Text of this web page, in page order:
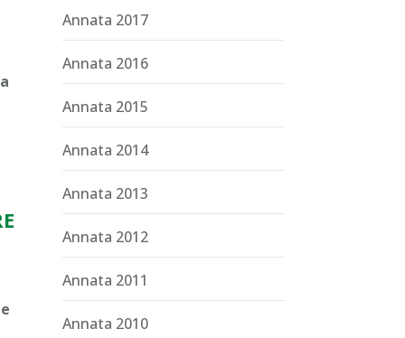
Annata 2017
Annata 2016
Annata 2015
Annata 2014
Annata 2013
Annata 2012
Annata 2011
Annata 2010